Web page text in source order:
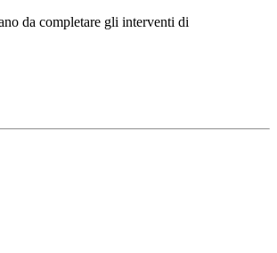
da completare gli interventi di